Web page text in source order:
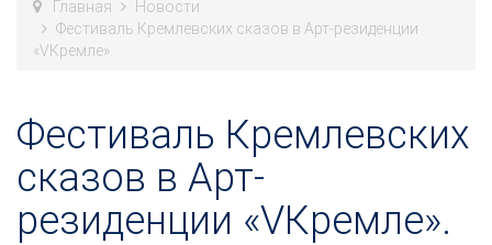
Главная
Новости
Фестиваль Кремлевских сказов в Арт-резиденции
«VКремле».
Фестиваль Кремлевских
сказов в Арт-
резиденции «VКремле».